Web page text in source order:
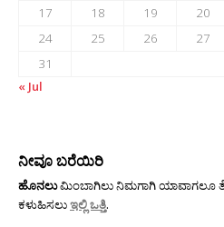
17
18 19 20
24
25 26 27
31
« Jul
ನೀವೂ ಬರೆಯಿರಿ
ಹೊನಲುಮಿಂಬಾಗಿಲು ನಿಮಗಾಗಿ ಯಾವಾಗಲೂ
ಕಳುಹಿಸಲುಇಲ್ಲಿ ಒತ್ತಿ.